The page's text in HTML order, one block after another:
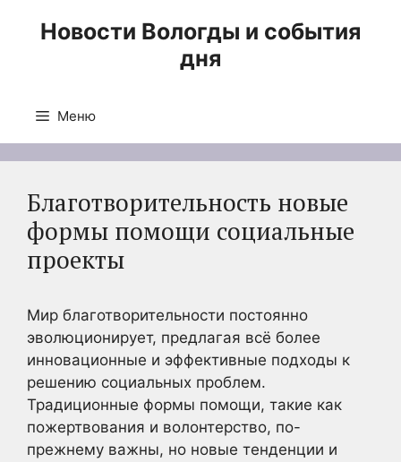
Новости Вологды и события
дня
Меню
Благотворительность новые
формы помощи социальные
проекты
Мир благотворительности постоянно
эволюционирует, предлагая всё более
инновационные и эффективные подходы к
решению социальных проблем.
Традиционные формы помощи, такие как
пожертвования и волонтерство, по-
прежнему важны, но новые тенденции и